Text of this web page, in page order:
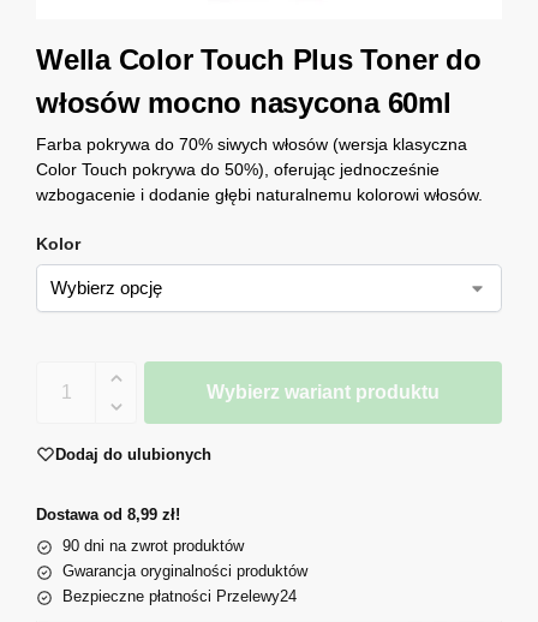
Wella Color Touch Plus Toner do
włosów mocno nasycona 60ml
Farba pokrywa do 70% siwych włosów (wersja klasyczna
Color Touch pokrywa do 50%), oferując jednocześnie
wzbogacenie i dodanie głębi naturalnemu kolorowi włosów.
Kolor
Wybierz wariant produktu
Dodaj do ulubionych
Dostawa od 8,99 zł!
90 dni na zwrot produktów
Gwarancja oryginalności produktów
Bezpieczne płatności Przelewy24